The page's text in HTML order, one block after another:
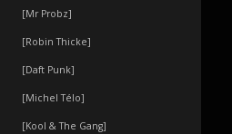
[Mr Probz]
[Robin Thicke]
[Daft Punk]
[Michel Télo]
[Kool & The Gang]